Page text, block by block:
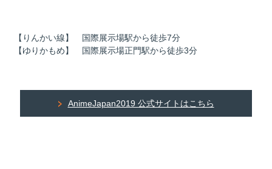
【りんかい線】 国際展示場駅から徒歩7分
【ゆりかもめ】 国際展示場正門駅から徒歩3分
AnimeJapan2019 公式サイトはこちら